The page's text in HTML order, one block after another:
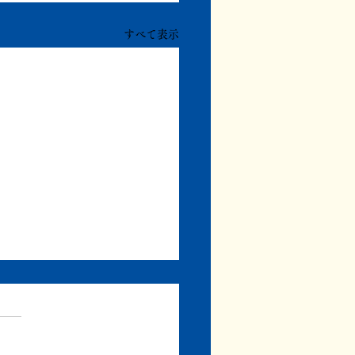
すべて表示